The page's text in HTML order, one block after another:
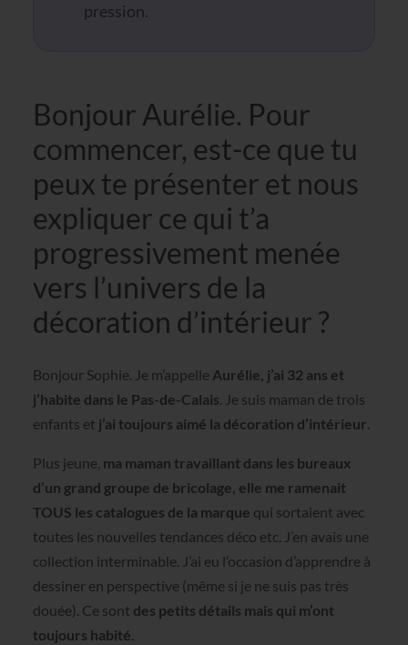
pression.
Bonjour Aurélie. Pour
commencer, est-ce que tu
peux te présenter et nous
expliquer ce qui t’a
progressivement menée
vers l’univers de la
décoration d’intérieur ?
Bonjour Sophie. Je m’appelle Aurélie, j’ai 32 ans et
j’habite dans le Pas-de-Calais. Je suis maman de trois
enfants et j’ai toujours aimé la décoration d’intérieur.
Plus jeune, ma maman travaillant dans les bureaux
d’un grand groupe de bricolage, elle me ramenait
TOUS les catalogues de la marque qui sortaient avec
toutes les nouvelles tendances déco etc. J’en avais une
collection interminable. J’ai eu l’occasion d’apprendre à
dessiner en perspective (même si je ne suis pas très
douée). Ce sont des petits détails mais qui m’ont
toujours habité.